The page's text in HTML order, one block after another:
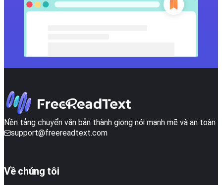
Nền tảng chuyển văn bản thành giọng nói mạnh mẽ và an toàn
support@freereadtext.com
Về chúng tôi